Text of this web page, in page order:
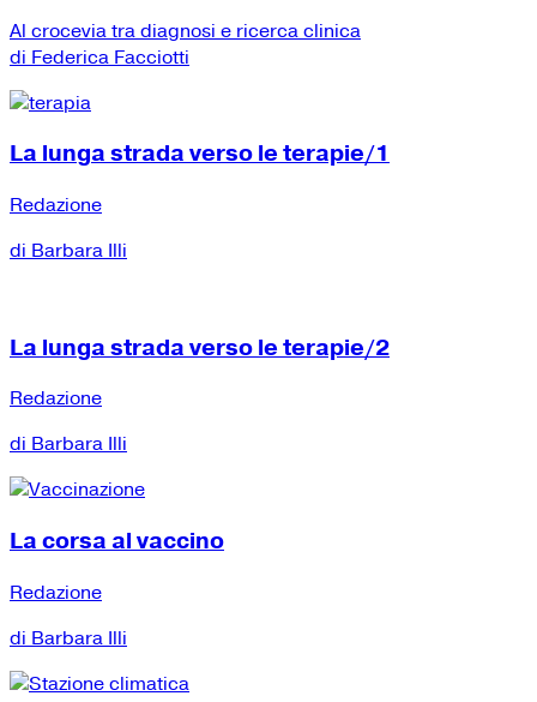
Al crocevia tra diagnosi e ricerca clinica
di Federica Facciotti
La lunga strada verso le terapie/1
Redazione
di Barbara Illi
La lunga strada verso le terapie/2
Redazione
di Barbara Illi
La corsa al vaccino
Redazione
di Barbara Illi